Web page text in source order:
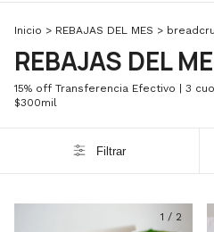
Inicio > REBAJAS DEL MES >
REBAJAS DEL
15% off Transferencia Efectivo | 3
$300mil
Filtrar
1 / 2